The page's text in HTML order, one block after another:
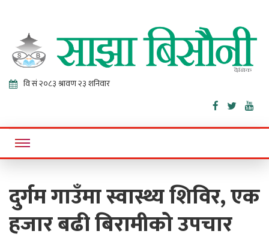
Sajha
Bisaunee
Online News Portal
दुर्गम गाउँमा स्वास्थ्य शिविर, एक
हजार बढी बिरामीको उपचार